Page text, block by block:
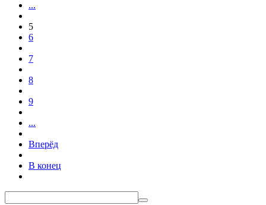
...
5
6
7
8
9
...
Вперёд
В конец